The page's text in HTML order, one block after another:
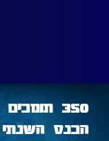
350
הכנס השנתי ה־19 של